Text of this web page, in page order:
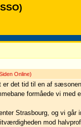
Online)
er det tid til en af
formåede vi med
Strasbourg, og vi går
mod